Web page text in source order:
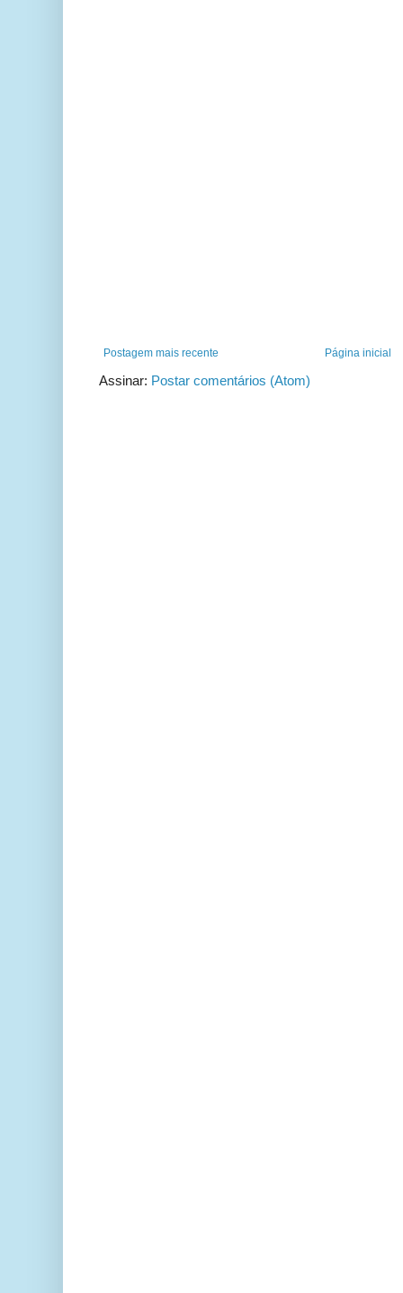
Postagem mais recente Página inicial
Assinar: Postar comentários (Atom)